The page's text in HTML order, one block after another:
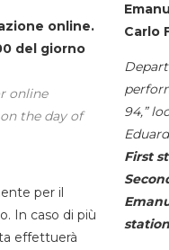
online.
del giorno
online
the day of
per il
In caso di più
effettuerà
Carlo
94,”
First